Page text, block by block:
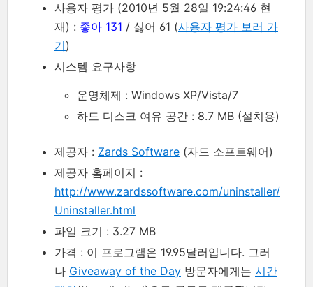
사용자 평가 (2010년 5월 28일 19:24:46 현
재) : 좋아 131 / 싫어 61 (사용자 평가 보러 가
기)
시스템 요구사항
운영체제 : Windows XP/Vista/7
하드 디스크 여유 공간 : 8.7 MB (설치용)
제공자 : Zards Software (자드 소프트웨어)
제공자 홈페이지 :
http://www.zardssoftware.com/uninstaller/
Uninstaller.html
파일 크기 : 3.27 MB
가격 : 이 프로그램은 19.95달러입니다. 그러
나 Giveaway of the Day 방문자에게는 시간